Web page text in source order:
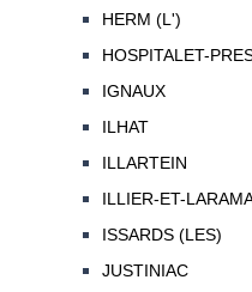
HERM (L')
HOSPITALET-
IGNAUX
ILHAT
ILLARTEIN
ILLIER-ET-
ISSARDS (LES)
JUSTINIAC